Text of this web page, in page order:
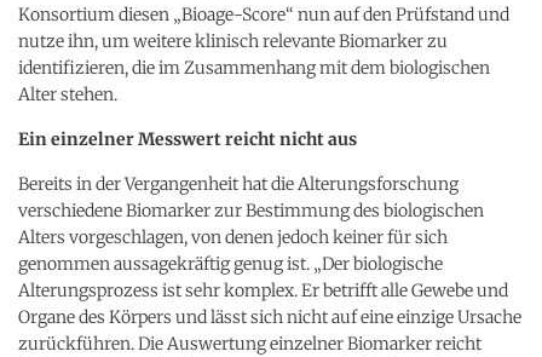
Konsortium diesen „Bioage-Score“ nun auf den Prüfstand und
nutze ihn, um weitere klinisch relevante Biomarker zu
identifizieren, die im Zusammenhang mit dem biologischen
Alter stehen.
Ein einzelner Messwert reicht nicht aus
Bereits in der Vergangenheit hat die Alterungsforschung
verschiedene Biomarker zur Bestimmung des biologischen
Alters vorgeschlagen, von denen jedoch keiner für sich
genommen aussagekräftig genug ist. „Der biologische
Alterungsprozess ist sehr komplex. Er betrifft alle Gewebe und
Organe des Körpers und lässt sich nicht auf eine einzige Ursache
zurückführen. Die Auswertung einzelner Biomarker reicht